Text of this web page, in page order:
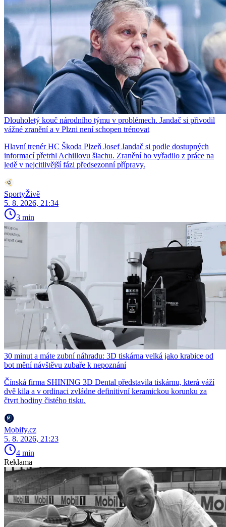
Dlouholetý kouč národního týmu v problémech. Jandač si přivodil
vážné zranění a v Plzni není schopen trénovat
Hlavní trenér HC Škoda Plzeň Josef Jandač si podle dostupných
informací přetrhl Achillovu šlachu. Zranění ho vyřadilo z práce na
ledě v nejcitlivější fázi předsezonní přípravy.
SportyŽivě
5. 8. 2026, 21:34
3 min
30 minut a máte zubní náhradu: 3D tiskárna velká jako krabice od
bot mění návštěvu zubaře k nepoznání
Čínská firma SHINING 3D Dental představila tiskárnu, která váží
dvě kila a v ordinaci zvládne definitivní keramickou korunku za
čtvrt hodiny čistého tisku.
Mobify.cz
5. 8. 2026, 21:23
4 min
Reklama